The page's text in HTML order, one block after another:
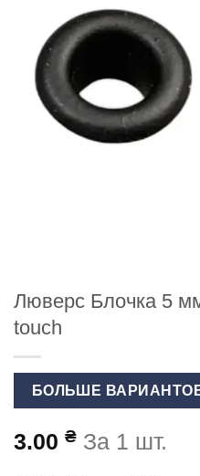
Люверс Блочка 5
touch
БОЛЬШЕ
3.00 ₴ За 1 шт.